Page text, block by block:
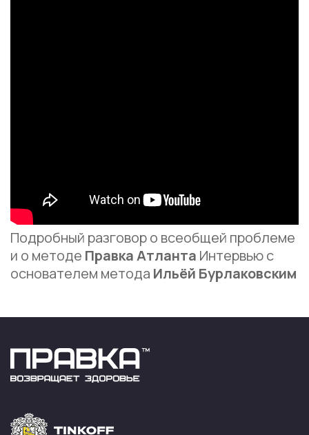
Подробный разговор о всеобщей проблеме
и о методе Правка Атланта Интервью с
основателем метода Ильёй Бурлаковским